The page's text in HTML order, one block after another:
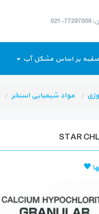
021
بر اساس مشکل آب
مواد شیمیایی استخر